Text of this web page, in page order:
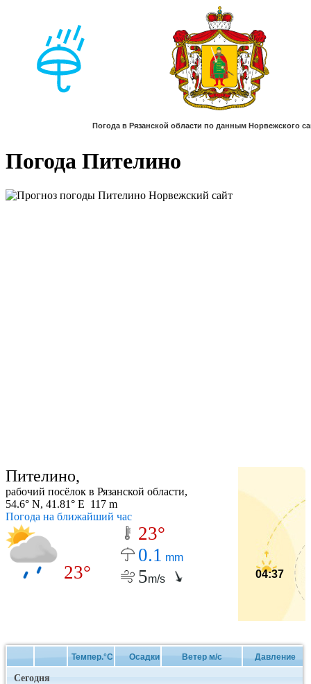
Погода Пителино
Пителино,
рабочий посёлок в Рязанской области,
54.6° N, 41.81° E 117 m
Погода на ближайший час
23°
23°
0.1 mm
5m/s 04:37
Темпер.°C Осадки Ветер м/с Давление
Сегодня